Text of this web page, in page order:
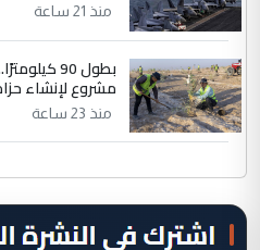
منذ 21 ساعة
بطول 90
مشروع لإنشاء
منذ 23 ساعة